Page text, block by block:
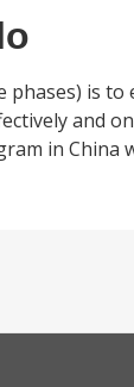
phases) is
and
in